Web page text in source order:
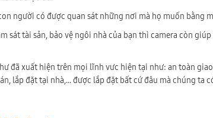
người có được quan sát những nơi mà họ muốn bằng
sát tài sản, bảo vệ ngôi nhà của bạn thì camera còn
đã xuất hiện trên mọi lĩnh vưc hiện tại như: an toàn
lắp đặt tại nhà,... được lắp đặt bất cứ đâu mà chúng ta